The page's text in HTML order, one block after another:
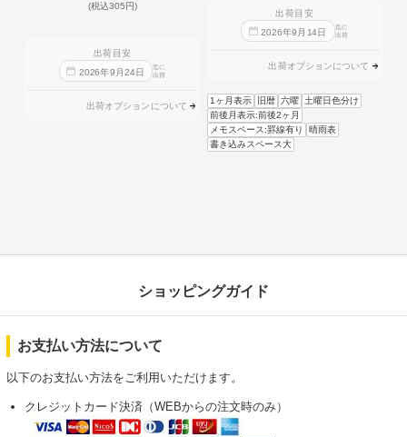
(税込305円)
出荷目安
2026年9 月24日
迄に
出荷
出荷オプションについて
出荷目安
2026年9 月 14日
迄に
出荷
出荷オプションについて
1ヶ月表示 旧暦 六曜
土曜日色分け
前後月表示:前後2ヶ月
メモスペース:罫線有り
晴雨表
書き込みスペース大
ショッピングガイド
お支払い方法について
以下のお支払い方法をご利用いただけます。
クレジットカード決済（WEBからの注文時のみ）